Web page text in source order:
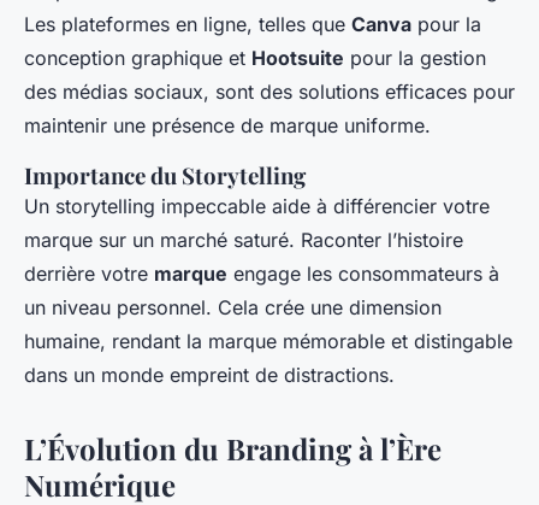
Les plateformes en ligne, telles que Canva pour la
conception graphique et Hootsuite pour la gestion
des médias sociaux, sont des solutions efficaces pour
maintenir une présence de marque uniforme.
Importance du Storytelling
Un storytelling impeccable aide à différencier votre
marque sur un marché saturé. Raconter l’histoire
derrière votre marque engage les consommateurs à
un niveau personnel. Cela crée une dimension
humaine, rendant la marque mémorable et distingable
dans un monde empreint de distractions.
L’Évolution du Branding à l’Ère
Numérique